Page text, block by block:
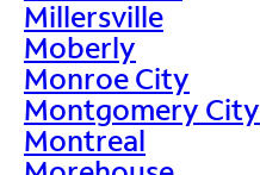
Millersville
Moberly
Monroe City
Montgomery City
Montreal